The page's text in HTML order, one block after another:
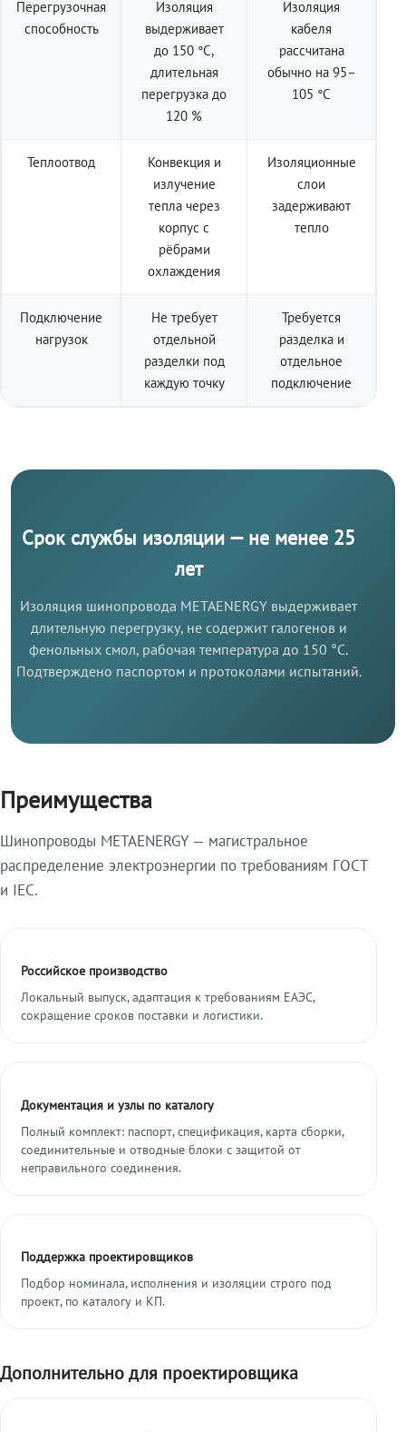
Перегрузочная
способность
Изоляция
выдерживает
до 150 °C,
длительная
перегрузка до
120 %
Изоляция
кабеля
рассчитана
обычно на 95–
105 °C
Теплоотвод
Конвекция и
излучение
тепла через
корпус с
рёбрами
охлаждения
Изоляционные
слои
задерживают
тепло
Подключение
нагрузок
Не требует
отдельной
разделки под
каждую точку
Требуется
разделка и
отдельное
подключение
Срок службы изоляции — не менее 25
лет
Изоляция шинопровода METAENERGY выдерживает
длительную перегрузку, не содержит галогенов и
фенольных смол, рабочая температура до 150 °C.
Подтверждено паспортом и протоколами испытаний.
Преимущества
Шинопроводы METAENERGY — магистральное
распределение электроэнергии по требованиям ГОСТ
и IEC.
Российское производство
Локальный выпуск, адаптация к требованиям ЕАЭС,
сокращение сроков поставки и логистики.
Документация и узлы по каталогу
Полный комплект: паспорт, спецификация, карта сборки,
соединительные и отводные блоки с защитой от
неправильного соединения.
Поддержка проектировщиков
Подбор номинала, исполнения и изоляции строго под
проект, по каталогу и КП.
Дополнительно для проектировщика